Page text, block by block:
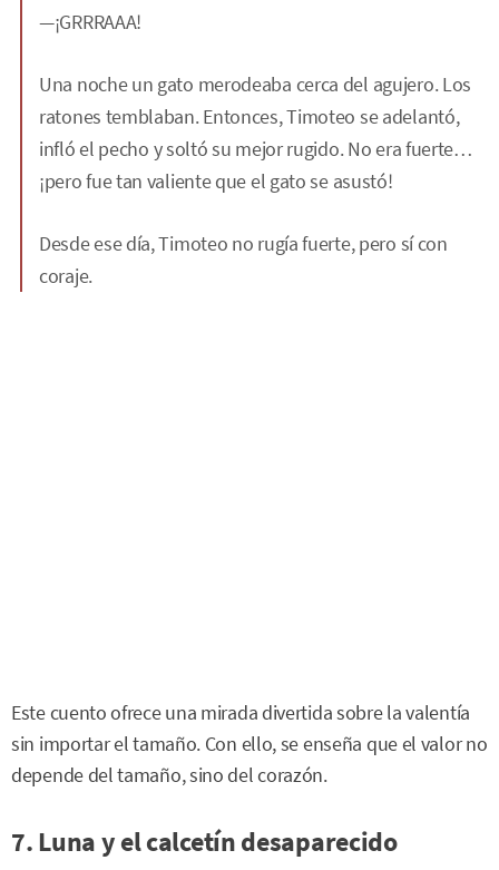
—¡GRRRAAA!
Una noche un gato merodeaba cerca del agujero. Los
ratones temblaban. Entonces, Timoteo se adelantó,
infló el pecho y soltó su mejor rugido. No era fuerte…
¡pero fue tan valiente que el gato se asustó!
Desde ese día, Timoteo no rugía fuerte, pero sí con
coraje.
Este cuento ofrece una mirada divertida sobre la valentía
sin importar el tamaño. Con ello, se enseña que el valor no
depende del tamaño, sino del corazón.
7. Luna y el calcetín desaparecido